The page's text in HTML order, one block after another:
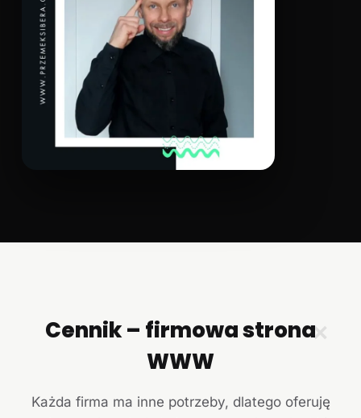
✕
Cennik – firmowa strona
WWW
Każda firma ma inne potrzeby, dlatego oferuję